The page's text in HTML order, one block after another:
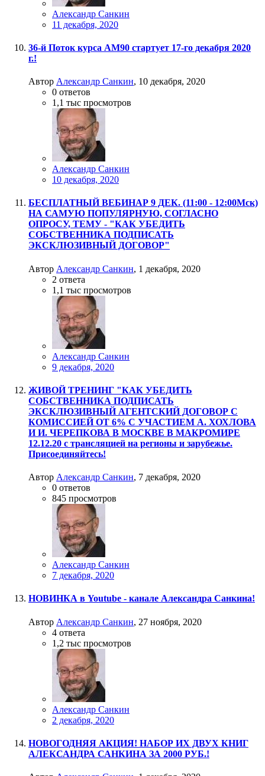
Александр Санкин
11 декабря, 2020
36-й Поток курса АМ90 стартует 17-го декабря 2020
г.!
Автор Александр Санкин, 10 декабря, 2020
0 ответов
1,1 тыс просмотров
Александр Санкин
10 декабря, 2020
БЕСПЛАТНЫЙ ВЕБИНАР 9 ДЕК. (11:00 - 12:00Мск)
НА САМУЮ ПОПУЛЯРНУЮ, СОГЛАСНО
ОПРОСУ, ТЕМУ - "КАК УБЕДИТЬ
СОБСТВЕННИКА ПОДПИСАТЬ
ЭКСКЛЮЗИВНЫЙ ДОГОВОР"
Автор Александр Санкин, 1 декабря, 2020
2 ответа
1,1 тыс просмотров
Александр Санкин
9 декабря, 2020
ЖИВОЙ ТРЕНИНГ "КАК УБЕДИТЬ
СОБСТВЕННИКА ПОДПИСАТЬ
ЭКСКЛЮЗИВНЫЙ АГЕНТСКИЙ ДОГОВОР С
КОМИССИЕЙ ОТ 6% С УЧАСТИЕМ А. ХОХЛОВА
И И. ЧЕРЕПКОВА В МОСКВЕ В МАКРОМИРЕ
12.12.20 с трансляцией на регионы и зарубежье.
Присоединяйтесь!
Автор Александр Санкин, 7 декабря, 2020
0 ответов
845 просмотров
Александр Санкин
7 декабря, 2020
НОВИНКА в Youtube - канале Александра Санкина!
Автор Александр Санкин, 27 ноября, 2020
4 ответа
1,2 тыс просмотров
Александр Санкин
2 декабря, 2020
НОВОГОДНЯЯ АКЦИЯ! НАБОР ИХ ДВУХ КНИГ
АЛЕКСАНДРА САНКИНА ЗА 2000 РУБ.!